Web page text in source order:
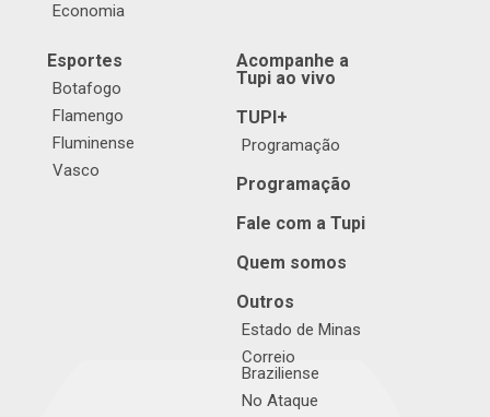
Economia
Esportes
Botafogo
Flamengo
Fluminense
Vasco
Acompanhe a
Tupi ao vivo
TUPI+
Programação
Programação
Fale com a Tupi
Quem somos
Outros
Estado de Minas
Correio
Braziliense
No Ataque